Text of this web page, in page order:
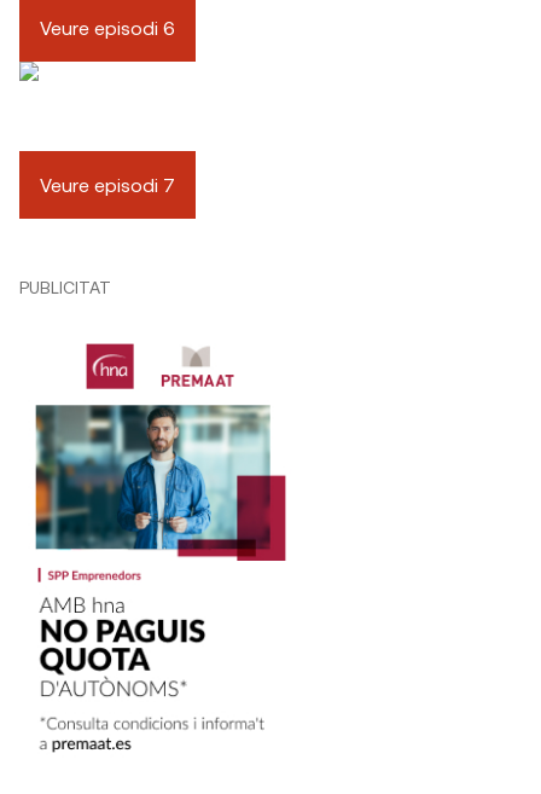
Veure episodi 6
Veure episodi 7
PUBLICITAT